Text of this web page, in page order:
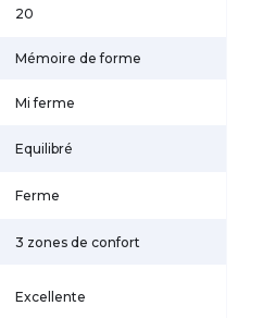
20
Mémoire de forme
Mi ferme
Equilibré
Ferme
3 zones de confort
Excellente